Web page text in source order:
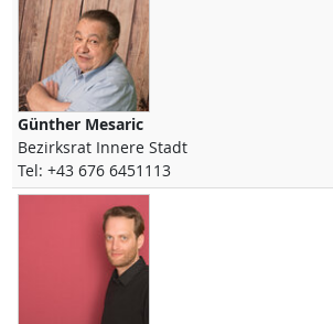
Günther Mesaric
Bezirksrat Innere Stadt
Tel: +43 676 6451113